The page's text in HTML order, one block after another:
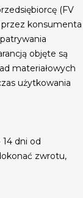
(FV
konsumenta
objęte są
materiałowych
użytkowania
dni od
zwrotu,